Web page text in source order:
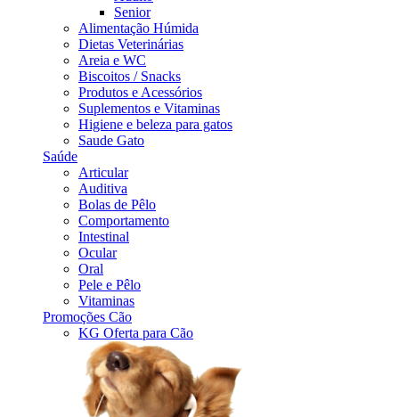
Senior
Alimentação Húmida
Dietas Veterinárias
Areia e WC
Biscoitos / Snacks
Produtos e Acessórios
Suplementos e Vitaminas
Higiene e beleza para gatos
Saude Gato
Saúde
Articular
Auditiva
Bolas de Pêlo
Comportamento
Intestinal
Ocular
Oral
Pele e Pêlo
Vitaminas
Promoções Cão
KG Oferta para Cão